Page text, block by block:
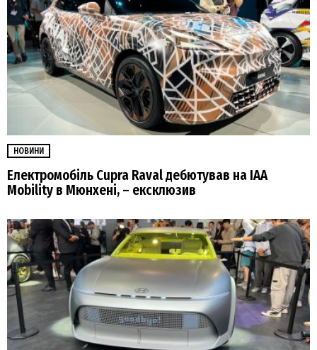
НОВИНИ
Електромобіль Cupra Raval дебютував на IAA
Mobility в Мюнхені, – ексклюзив